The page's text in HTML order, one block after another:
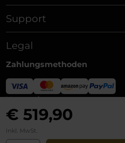
€ 519,90
Inkl. MwSt.
Support
Legal
Zahlungsmethoden
Versandpartner